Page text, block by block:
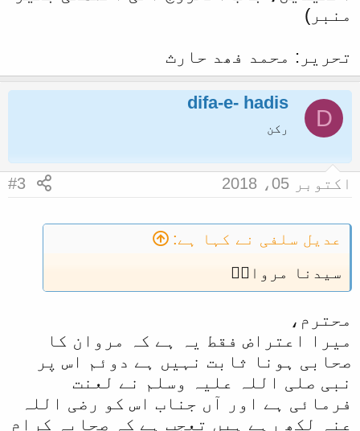
منبر)
تحریر: محمد فھد حارث
D
difa-e- hadis
رکن
اکتوبر 05، 2018 #3
عدیل سلفی نے کہا ہے:
سیدنا مروانؓ
محترم،
میرا اعتراض فقط یہ ہے کہ مروان کا
صحابی ہونا ثابت نہیں ہے دوئم اس پر
نبی صلی اللہ علیہ وسلم نے لعنت
فرمائی ہے اور آں جناب اس کو رضی اللہ
عنہ لکھ رہے ہیں تعجب ہے کہ صحابہ کرام